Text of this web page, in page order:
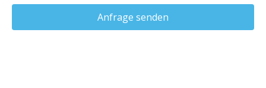
Anfrage senden